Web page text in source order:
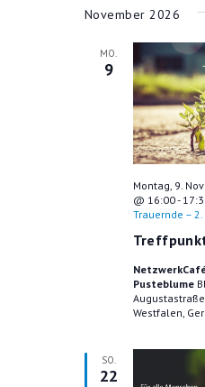
November 2026
MO.
9
Montag, 9.
@ 16:00-
Trauernde –
Pusteblume
Westfalen,
SO.
22